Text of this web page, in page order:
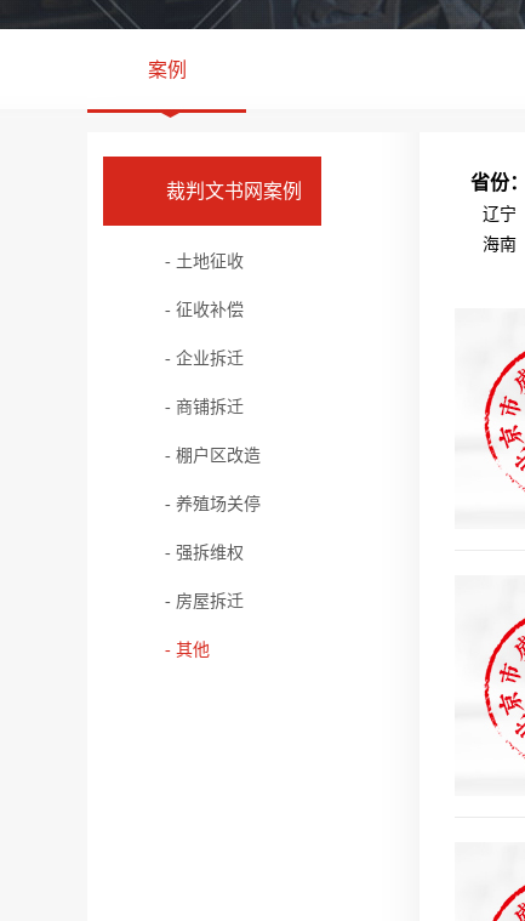
案例
裁判文书网案例
- 土地征收
- 征收补偿
- 企业拆迁
- 商铺拆迁
- 棚户区改造
- 养殖场关停
- 强拆维权
- 房屋拆迁
- 其他
省份：
辽宁
海南